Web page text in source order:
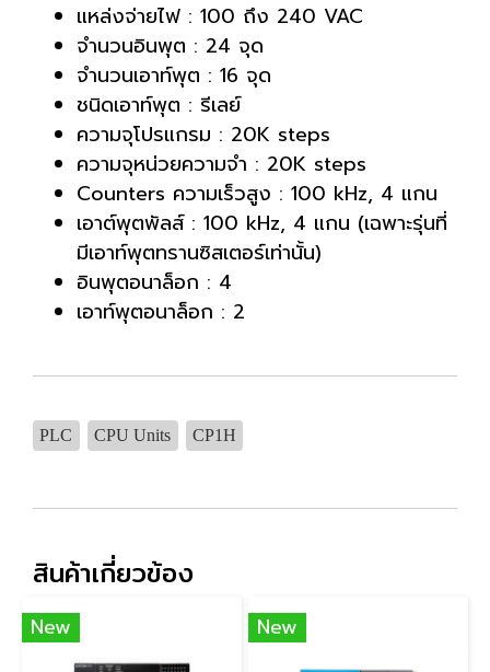
แหล่งจ่ายไฟ : 100 ถึง 240 VAC
จำนวนอินพุต : 24 จุด
จำนวนเอาท์พุต : 16 จุด
ชนิดเอาท์พุต : รีเลย์
ความจุโปรแกรม : 20K steps
ความจุหน่วยความจำ : 20K steps
Counters ความเร็วสูง : 100 kHz, 4 แกน
เอาต์พุตพัลส์ : 100 kHz, 4 แกน (เฉพาะรุ่นที่
มีเอาท์พุตทรานซิสเตอร์เท่านั้น)
อินพุตอนาล็อก : 4
เอาท์พุตอนาล็อก : 2
PLC CPU Units CP1H
สินค้าเกี่ยวข้อง
New New